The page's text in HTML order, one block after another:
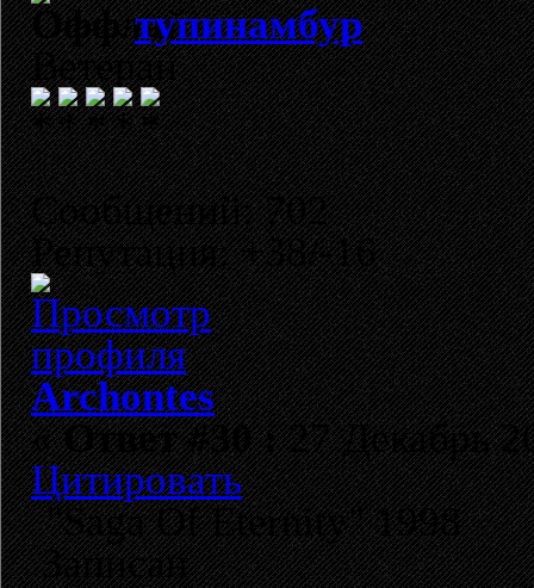
тупинамбур
Ветеран
Сообщений: 702
Репутация: +38/-16
Archontes
«Ответ #30 :27 Декабрь
Цитировать
"Saga Of Eternity" 1998
Записан